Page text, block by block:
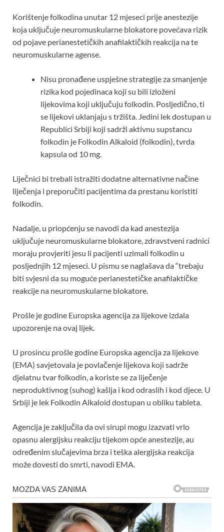
Korištenje folkodina unutar 12 mjeseci prije anestezije
koja uključuje neuromuskularne blokatore povećava rizik
od pojave perianestetičkih anafilaktičkih reakcija na te
neuromuskularne agense.
Nisu pronađene uspješne strategije za smanjenje
rizika kod pojedinaca koji su bili izloženi
lijekovima koji uključuju folkodin. Posljedično, ti
se lijekovi uklanjaju s tržišta. Jedini lek dostupan u
Republici Srbiji koji sadrži aktivnu supstancu
folkodin je Folkodin Alkaloid (folkodin), tvrda
kapsula od 10 mg.
Liječnici bi trebali istražiti dodatne alternativne načine
liječenja i preporučiti pacijentima da prestanu koristiti
folkodin.
Nadalje, u priopćenju se navodi da kad anestezija
uključuje neuromuskularne blokatore, zdravstveni radnici
moraju provjeriti jesu li pacijenti uzimali folkodin u
posljednjih 12 mjeseci. U pismu se naglašava da “trebaju
biti svjesni da su moguće perianestetičke anafilaktičke
reakcije na neuromuskularne blokatore.
Prošle je godine Europska agencija za lijekove izdala
upozorenje na ovaj lijek.
U prosincu prošle godine Europska agencija za lijekove
(EMA) savjetovala je povlačenje lijekova koji sadrže
djelatnu tvar folkodin, a koriste se za liječenje
neproduktivnog (suhog) kašlja i kod odraslih i kod djece. U
Srbiji je lek Folkodin Alkaloid dostupan u obliku tableta.
Agencija je zaključila da ovi sirupi mogu izazvati vrlo
opasnu alergijsku reakciju tijekom opće anestezije, au
određenim slučajevima brza i teška alergijska reakcija
može dovesti do smrti, navodi EMA.